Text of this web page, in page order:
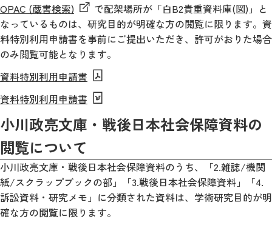
OPAC (蔵書検索)
で配架場所が「白B2貴重資料庫(図)」と
なっているものは、研究目的が明確な方の閲覧に限ります。資
料特別利用申請書を事前にご提出いただき、許可がおりた場合
のみ閲覧可能となります。
資料特別利用申請書
資料特別利用申請書
小川政亮文庫・戦後日本社会保障資料の
閲覧について
小川政亮文庫・戦後日本社会保障資料のうち、「2.雑誌/機関
紙/スクラップブックの部」「3.戦後日本社会保障資料」「4.
訴訟資料・研究メモ」に分類された資料は、学術研究目的が明
確な方の閲覧に限ります。